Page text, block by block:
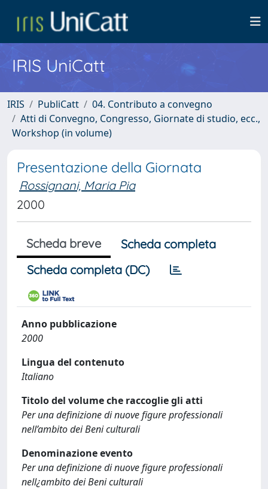
IRIS UniCatt
IRIS PubliCatt
04. Contributo a convegno
Atti di Convegno, Congresso, Giornate di studio, ecc.,
Workshop (in volume)
Presentazione della Giornata
Rossignani, Maria Pia
2000
Scheda breve
Scheda completa
Scheda completa (DC)
Anno pubblicazione
2000
Lingua del contenuto
Italiano
Titolo del volume che raccoglie gli atti
Per una definizione di nuove figure professionali
nell’ambito dei Beni culturali
Denominazione evento
Per una definizione di nuove figure professionali
nell¿ambito dei Beni culturali